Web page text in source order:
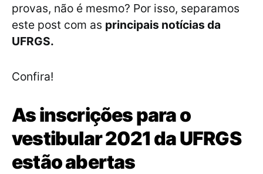
provas, não é mesmo? Por isso, separamos
este post com as principais notícias da
UFRGS.
Confira!
As inscrições para o
vestibular 2021 da UFRGS
estão abertas